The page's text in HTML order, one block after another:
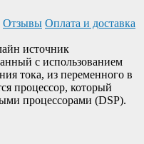
Отзывы Оплата и доставка
источник
с использованием
тока, из переменного в
процессор, который
процессорами (DSP).